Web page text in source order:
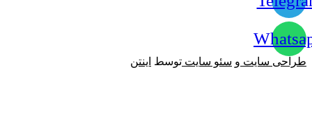
طراحی سایت و سئو سایت توسط اینتن